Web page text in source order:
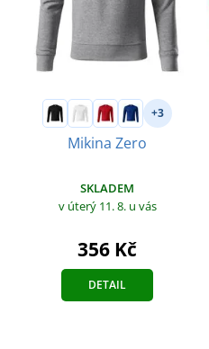
+3
Mikina Zero
SKLADEM
v úterý 11. 8. u vás
356 Kč
DETAIL